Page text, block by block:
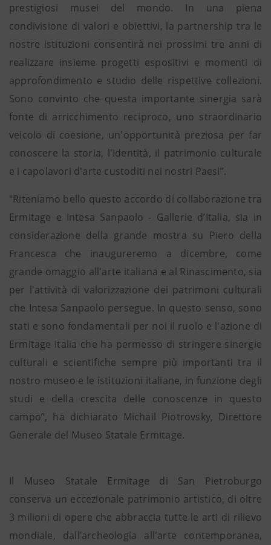
prestigiosi musei del mondo. In una piena
condivisione di valori e obiettivi, la partnership tra le
nostre istituzioni consentirà nei prossimi tre anni di
realizzare insieme progetti espositivi e momenti di
approfondimento e studio delle rispettive collezioni.
Sono convinto che questa importante sinergia sarà
fonte di arricchimento reciproco, uno straordinario
veicolo di coesione, un'opportunità preziosa per far
conoscere la storia, l'identità, il patrimonio culturale
e i capolavori d'arte custoditi nei nostri Paesi”.
"Riteniamo bello questo accordo di collaborazione tra
Ermitage e Intesa Sanpaolo - Gallerie d’Italia, sia in
considerazione della grande mostra su Piero della
Francesca che inaugureremo a dicembre, come
grande omaggio all'arte italiana e al Rinascimento, sia
per l'attività di valorizzazione dei patrimoni culturali
che Intesa Sanpaolo persegue. In questo senso, sono
stati e sono fondamentali per noi il ruolo e l'azione di
Ermitage Italia che ha permesso di stringere sinergie
culturali e scientifiche sempre più importanti tra il
nostro museo e le istituzioni italiane, in funzione degli
studi e della crescita delle conoscenze in questo
campo”, ha dichiarato Michail Piotrovsky, Direttore
Generale del Museo Statale Ermitage.
Il Museo Statale Ermitage di San Pietroburgo
conserva un eccezionale patrimonio artistico, di oltre
3 milioni di opere che abbraccia tutte le arti di rilievo
mondiale, dall’archeologia all'arte contemporanea,